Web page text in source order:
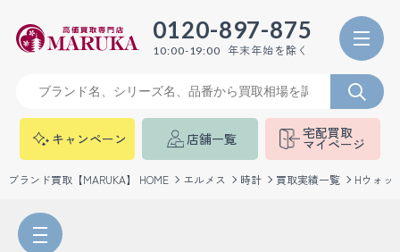
0120-897-875
10:00-19:00 年末年始を除く
キャンペーン 店舗一覧 宅配買取
マイページ
ブランド買取【MARUKA】 HOME エルメス 時計 買取実績一覧 Hウォッ